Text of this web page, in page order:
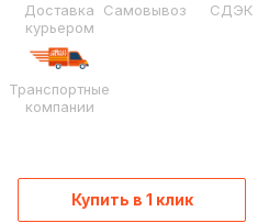
Доставка
курьером
Самовывоз СДЭК
Транспортные
компании
Купить в 1 клик